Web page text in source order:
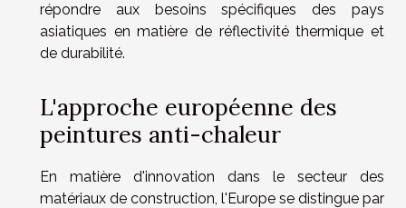
répondre aux besoins spécifiques des pays
asiatiques en matière de réflectivité thermique et
de durabilité.
L'approche européenne des
peintures anti-chaleur
En matière d'innovation dans le secteur des
matériaux de construction, l'Europe se distingue par